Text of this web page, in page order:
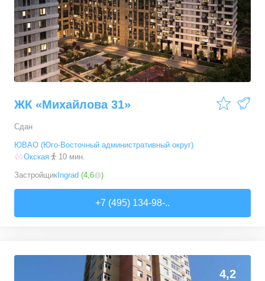
ЖК «Михайлова 31»
Сдан
ЮВАО (Юго-Восточный административный округ)
Окская
10 мин.
Застройщик Ingrad (4,6 )
+7 (495) 134-98-..
4,2